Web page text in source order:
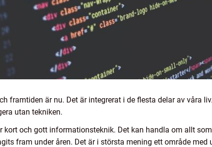
framtiden är nu. Det är integrerat i de flesta delar av våra
utan tekniken.
kort och gott informationsteknik. Det kan handla om allt
fram under åren. Det är i största mening ett område